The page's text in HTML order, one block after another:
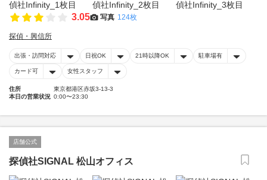
3.05 写真 124枚
探偵・興信所
出張・訪問対応 日祝OK 21時以降OK 駐車場有
カード可 女性スタッフ
住所
東京都港区赤坂3-13-3
本日の営業状況 0:00〜23:30
店舗公式
探偵社SIGNAL 松山オフィス